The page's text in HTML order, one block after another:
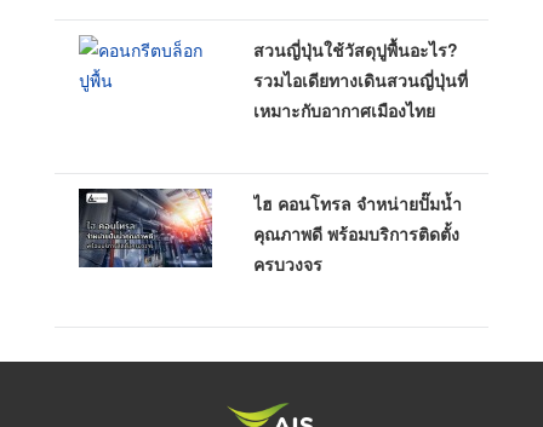
สวนญี่ปุ่นใช้วัสดุปูพื้นอะไร?
รวมไอเดียทางเดินสวนญี่ปุ่นที่
เหมาะกับอากาศเมืองไทย
ไฮ คอนโทรล จำหน่ายปั๊มน้ำ
คุณภาพดี พร้อมบริการติดตั้ง
ครบวงจร